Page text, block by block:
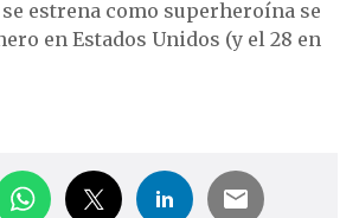
estrena como superheroína se
en Estados Unidos (y el 28 en